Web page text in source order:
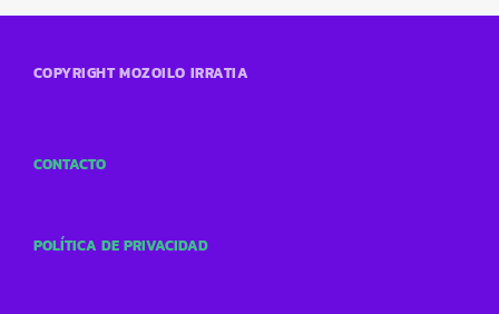
COPYRIGHT MOZOILO IRRATIA
CONTACTO
POLÍTICA DE PRIVACIDAD